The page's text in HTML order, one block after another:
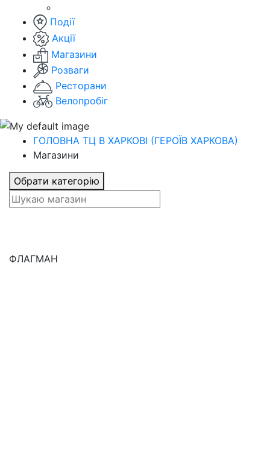
Події
Акції
Магазини
Розваги
Ресторани
Велопробіг
ГОЛОВНА ТЦ В ХАРКОВІ (ГЕРОЇВ ХАРКОВА)
Магазини
Обрати категорію
ФЛАГМАН